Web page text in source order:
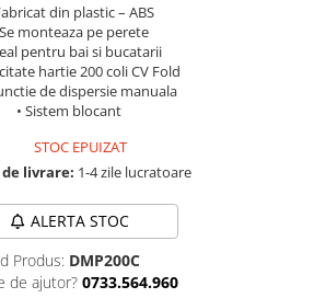
din plastic – ABS
monteaza pe perete
pentru bai si bucatarii
hartie 200 coli CV Fold
de dispersie manuala
• Sistem blocant
STOC EPUIZAT
livrare: 1-4 zile lucratoare
ALERTA STOC
Produs: DMP200C
de ajutor? 0733.564.960